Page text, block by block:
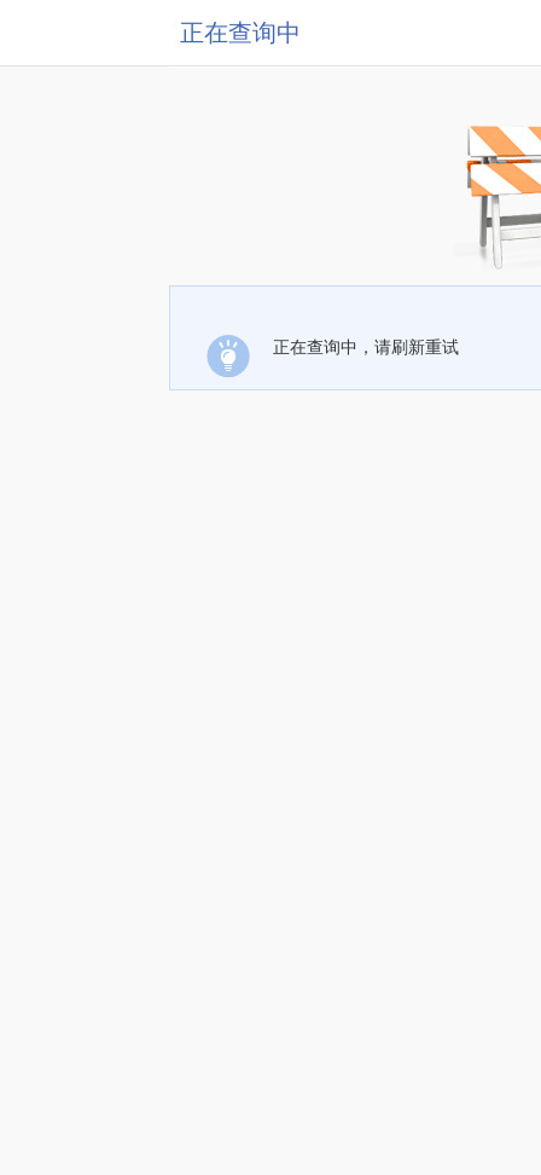
正在查询中
正在查询中，请刷新重试